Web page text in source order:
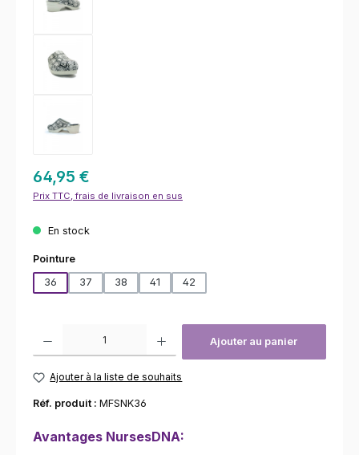
64,95 €
Prix TTC, frais de livraison en sus
En stock
Sélectionnez
Pointure
36
37 38 41 42
Ajouter au panier
Ajouter à la liste de souhaits
Réf. produit : MFSNK36
Avantages NursesDNA: